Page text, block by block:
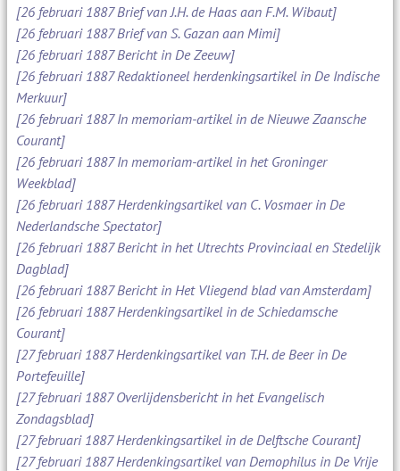
[26 februari 1887 Brief van J.H. de Haas aan F.M. Wibaut]
[26 februari 1887 Brief van S. Gazan aan Mimi]
[26 februari 1887 Bericht in De Zeeuw]
[26 februari 1887 Redaktioneel herdenkingsartikel in De Indische
Merkuur]
[26 februari 1887 In memoriam-artikel in de Nieuwe Zaansche
Courant]
[26 februari 1887 In memoriam-artikel in het Groninger
Weekblad]
[26 februari 1887 Herdenkingsartikel van C. Vosmaer in De
Nederlandsche Spectator]
[26 februari 1887 Bericht in het Utrechts Provinciaal en Stedelijk
Dagblad]
[26 februari 1887 Bericht in Het Vliegend blad van Amsterdam]
[26 februari 1887 Herdenkingsartikel in de Schiedamsche
Courant]
[27 februari 1887 Herdenkingsartikel van T.H. de Beer in De
Portefeuille]
[27 februari 1887 Overlijdensbericht in het Evangelisch
Zondagsblad]
[27 februari 1887 Herdenkingsartikel in de Delftsche Courant]
[27 februari 1887 Herdenkingsartikel van Demophilus in De Vrije